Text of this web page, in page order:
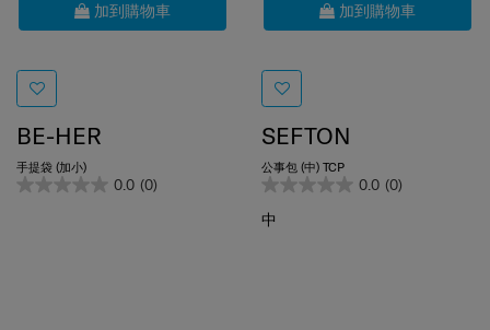
加到購物車
BE-HER
手提袋 (加小)
0.0 (0)
加到購物車
SEFTON
公事包 (中) TCP
0.0 (0)
中